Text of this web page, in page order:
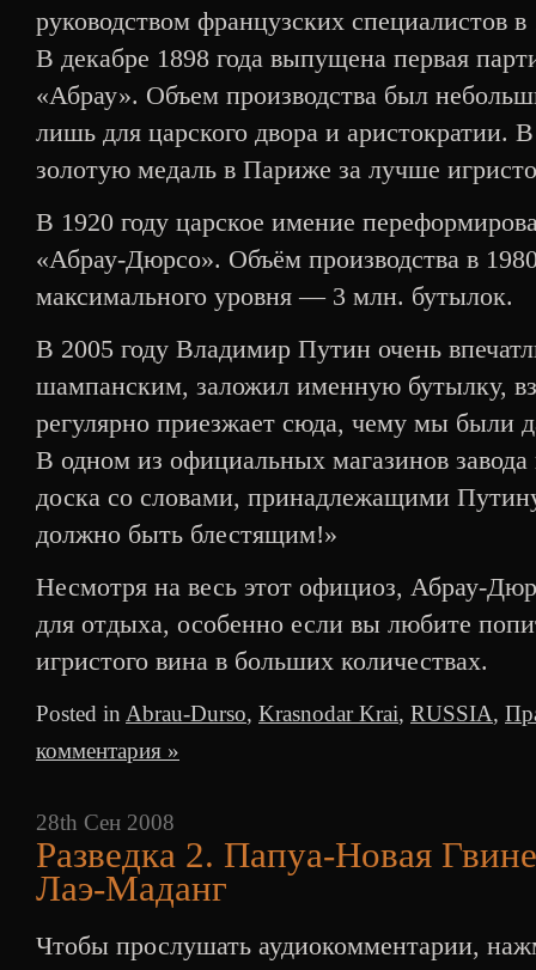
руководством французских специалистов в
В декабре 1898 года выпущена первая
«Абрау». Объем производства был
лишь для царского двора и аристократии.
золотую медаль в Париже за лучше
В 1920 году царское имение
«Абрау-Дюрсо». Объём производства в
максимального уровня — 3 млн. бутылок.
В 2005 году Владимир Путин очень
шампанским, заложил именную бутылку,
регулярно приезжает сюда, чему мы были
В одном из официальных магазинов завода
доска со словами, принадлежащими
должно быть блестящим!»
Несмотря на весь этот официоз, Абрау-
для отдыха, особенно если вы любите
игристого вина в больших количествах.
Posted in Abrau-Durso, Krasnodar Krai, RUSSIA,
комментария »
28th Сен 2008
Разведка 2. Папуа-Новая
Лаэ-Маданг
Чтобы прослушать аудиокомментарии,